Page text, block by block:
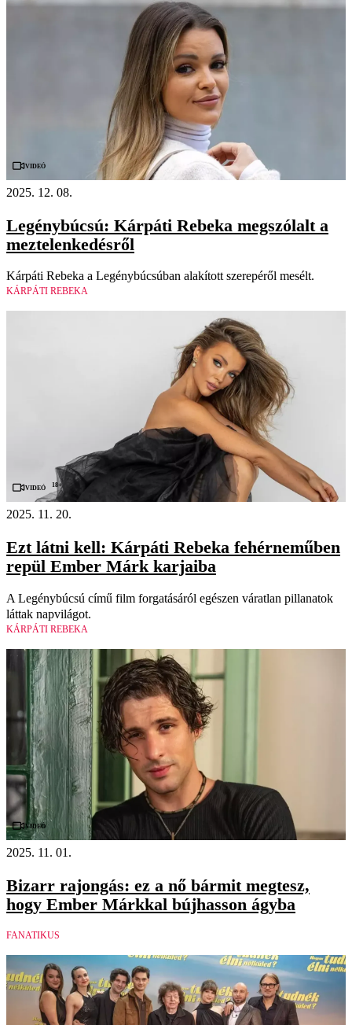
Videó
2025. 12. 08.
Legénybúcsú: Kárpáti Rebeka megszólalt a
meztelenkedésről
Kárpáti Rebeka a Legénybúcsúban alakított szerepéről mesélt.
KÁRPÁTI REBEKA
Videó 18+
2025. 11. 20.
Ezt látni kell: Kárpáti Rebeka fehérneműben
repül Ember Márk karjaiba
A Legénybúcsú című film forgatásáról egészen váratlan pillanatok
láttak napvilágot.
KÁRPÁTI REBEKA
Videó
2025. 11. 01.
Bizarr rajongás: ez a nő bármit megtesz,
hogy Ember Márkkal bújhasson ágyba
FANATIKUS